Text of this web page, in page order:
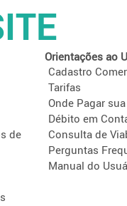
de
Orientações ao
Cadastro
Tarifas
Onde Pagar
Débito em
Consulta de
Perguntas
Manual do